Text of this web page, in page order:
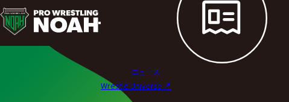
試
合
ニュース
Wrestle Universe ↗︎